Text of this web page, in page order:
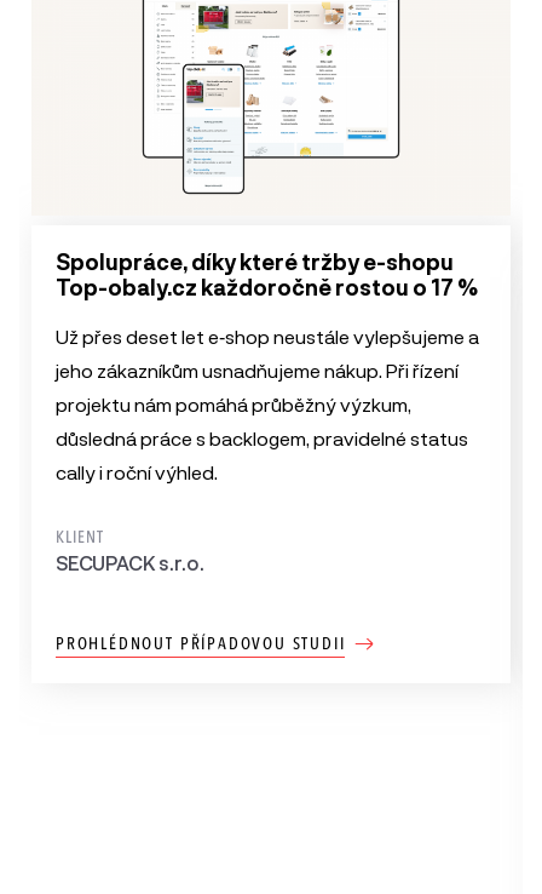
Spolupráce, díky které tržby e-shopu
Top-obaly.cz každoročně rostou o 17 %
Už přes deset let e‑shop neustále vylepšujeme a
jeho zákazníkům usnadňujeme nákup. Při řízení
projektu nám pomáhá průběžný výzkum,
důsledná práce s backlogem, pravidelné status
cally i roční výhled.
KLIENT
SECUPACK s.r.o.
PROHLÉDNOUT PŘÍPADOVOU STUDII